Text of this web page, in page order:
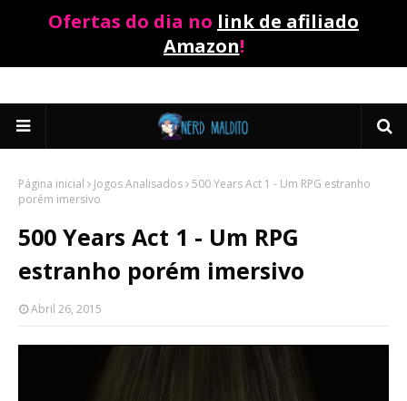
Ofertas do dia no link de afiliado
Amazon!
Página inicial Jogos Analisados 500 Years Act 1 - Um RPG estranho
porém imersivo
500 Years Act 1 - Um RPG
estranho porém imersivo
Abril 26, 2015